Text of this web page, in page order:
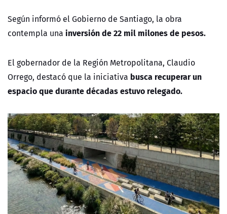
Según informó el Gobierno de Santiago, la obra
contempla una inversión de 22 mil milones de pesos.
El gobernador de la Región Metropolitana, Claudio
Orrego, destacó que la iniciativa busca recuperar un
espacio que durante décadas estuvo relegado.